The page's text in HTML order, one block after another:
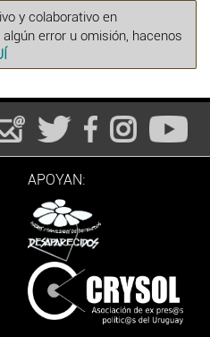
y colaborativo en
error u omisión, hacenos
APOYAN: